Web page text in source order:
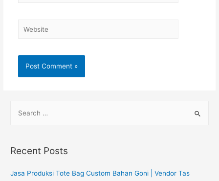
Website
r
h
Recent Posts
Jasa Produksi Tote Bag Custom Bahan Goni | Vendor Tas